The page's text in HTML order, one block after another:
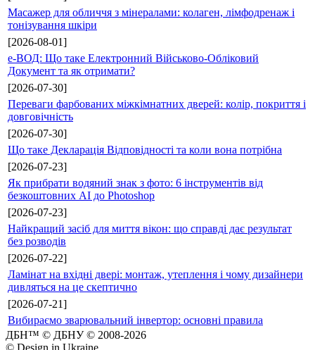
Масажер для обличчя з мінералами: колаген, лімфодренаж і
тонізування шкіри
[2026-08-01]
е-ВОД: Що таке Електронний Військово-Обліковий
Документ та як отримати?
[2026-07-30]
Переваги фарбованих міжкімнатних дверей: колір, покриття і
довговічність
[2026-07-30]
Що таке Декларація Відповідності та коли вона потрібна
[2026-07-23]
Як прибрати водяний знак з фото: 6 інструментів від
безкоштовних AI до Photoshop
[2026-07-23]
Найкращий засіб для миття вікон: що справді дає результат
без розводів
[2026-07-22]
Ламінат на вхідні двері: монтаж, утеплення і чому дизайнери
дивляться на це скептично
[2026-07-21]
Вибираємо зварювальний інвертор: основні правила
ДБН™ © ДБНУ © 2008-2026
© Design in Ukraine